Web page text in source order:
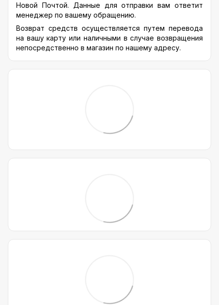
Новой Почтой. Данные для отправки вам ответит
менеджер по вашему обращению.
Возврат средств осуществляется путем перевода
на вашу карту или наличными в случае возвращения
непосредственно в магазин по нашему адресу.